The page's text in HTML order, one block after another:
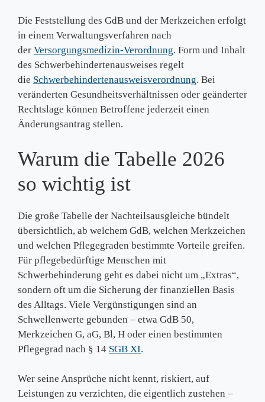
Die Feststellung des GdB und der Merkzeichen erfolgt
in einem Verwaltungsverfahren nach
der Versorgungsmedizin-Verordnung. Form und Inhalt
des Schwerbehindertenausweises regelt
die Schwerbehindertenausweisverordnung. Bei
veränderten Gesundheitsverhältnissen oder geänderter
Rechtslage können Betroffene jederzeit einen
Änderungsantrag stellen.
Warum die Tabelle 2026
so wichtig ist
Die große Tabelle der Nachteilsausgleiche bündelt
übersichtlich, ab welchem GdB, welchen Merkzeichen
und welchen Pflegegraden bestimmte Vorteile greifen.
Für pflegebedürftige Menschen mit
Schwerbehinderung geht es dabei nicht um „Extras“,
sondern oft um die Sicherung der finanziellen Basis
des Alltags. Viele Vergünstigungen sind an
Schwellenwerte gebunden – etwa GdB 50,
Merkzeichen G, aG, Bl, H oder einen bestimmten
Pflegegrad nach § 14 SGB XI.
Wer seine Ansprüche nicht kennt, riskiert, auf
Leistungen zu verzichten, die eigentlich zustehen –